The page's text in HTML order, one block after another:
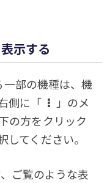
示する
部の機種は、機
側に「
」のメ
の方をクリック
てください。
ご覧のような表